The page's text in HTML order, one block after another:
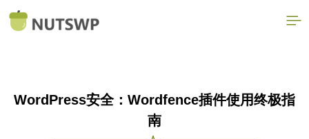
WordPress安全：Wordfence插件使用终极指
南